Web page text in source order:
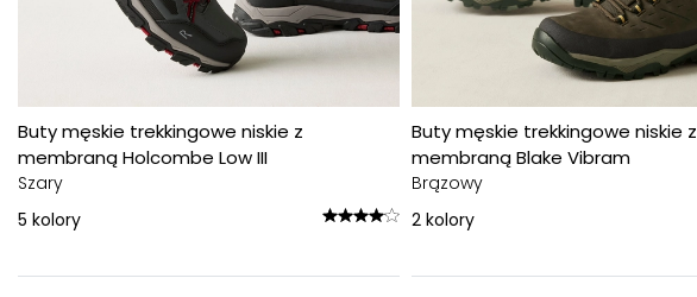
Buty męskie trekkingowe niskie z
membraną Holcombe Low III
Szary
5 kolory
Buty męskie trekkingowe niskie z
membraną Blake Vibram
Brązowy
2 kolory